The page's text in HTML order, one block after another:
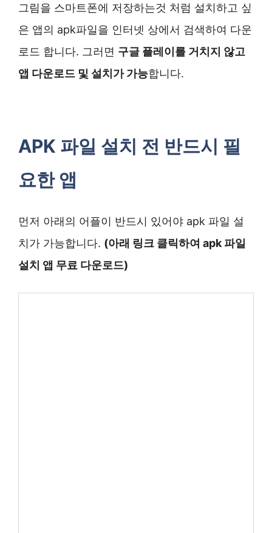
그림을 스마트폰에 저장하는것 처럼 설치하고 싶
은 앱의 apk파일을 인터넷 상에서 검색하여 다운
로드 합니다. 그러면 구글 플레이를 거치지 않고
앱 다운로드 및 설치가 가능합니다.
APK 파일 설치 전 반드시 필
요한 앱
먼저 아래의 어플이 반드시 있어야 apk 파일 설
치가 가능합니다. (아래 링크 클릭하여 apk 파일
설치 앱 무료 다운로드)